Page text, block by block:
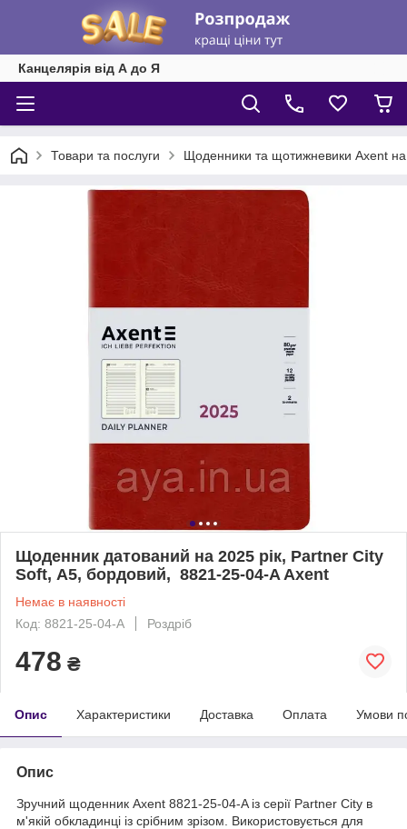
Канцелярія від А до Я
Товари та послуги Щоденники та щотижневики Axent на
Щоденник датований на 2025 рік, Partner City
Soft, А5, бордовий, 8821-25-04-A Axent
Немає в наявності
Код: 8821-25-04-A
Роздріб
478 ₴
Опис Характеристики Доставка Оплата Умови
Опис
Зручний щоденник Axent 8821-25-04-A із серії Partner City в
м'якій обкладинці із срібним зрізом. Використовується для